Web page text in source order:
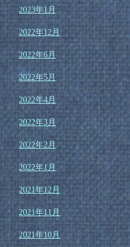
2023年1月
2022年12月
2022年6月
2022年5月
2022年4月
2022年3月
2022年2月
2022年1月
2021年12月
2021年11月
2021年10月